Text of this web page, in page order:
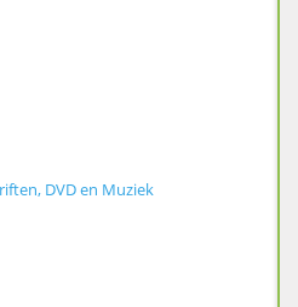
DVD en Muziek